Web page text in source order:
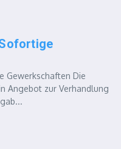
Gewerkschaften Die
Angebot zur Verhandlung